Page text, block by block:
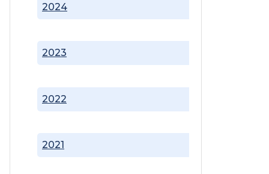
2021
2022
2023
2024